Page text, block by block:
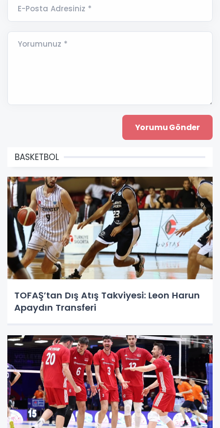
E-Posta Adresiniz *
Yorumunuz *
BASKETBOL
TOFAŞ’tan Dış Atış Takviyesi: Leon Harun
Apaydın Transferi